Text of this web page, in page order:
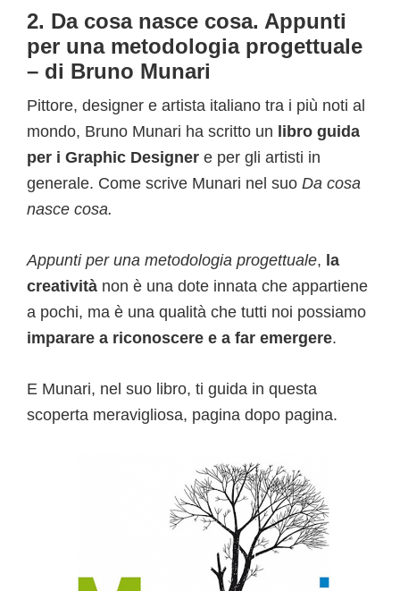
2. Da cosa nasce cosa. Appunti
per una metodologia progettuale
– di Bruno Munari
Pittore, designer e artista italiano tra i più noti al
mondo, Bruno Munari ha scritto un libro guida
per i Graphic Designer e per gli artisti in
generale. Come scrive Munari nel suo Da cosa
nasce cosa.
Appunti per una metodologia progettuale, la
creatività non è una dote innata che appartiene
a pochi, ma è una qualità che tutti noi possiamo
imparare a riconoscere e a far emergere.
E Munari, nel suo libro, ti guida in questa
scoperta meravigliosa, pagina dopo pagina.